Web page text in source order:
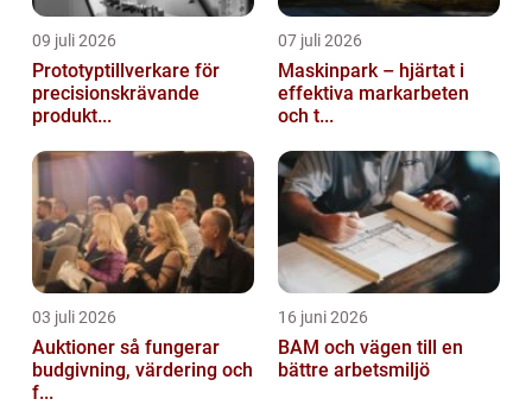
09 juli 2026
Prototyptillverkare för
precisionskrävande
produkt...
07 juli 2026
Maskinpark – hjärtat i
effektiva markarbeten
och t...
03 juli 2026
Auktioner så fungerar
budgivning, värdering och
f...
16 juni 2026
BAM och vägen till en
bättre arbetsmiljö